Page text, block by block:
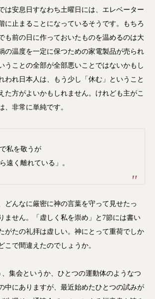
は安息日すなわち土曜日には、エレベーター
に止まることになっているそうです。もちろ
も前の日に作っておいたものを温めるのは大
の温度を一定に保つための家電製品が売られ
うことの全部が全部悪いことではないかもし
われ日本人は、もう少し「休む」ということ
た方がよいかもしれません。けれども主がこ
、非常に単純です。
私を敬うが
遠く離れている」。
どんなに厳密に神の言葉を守って見せたっ
ません。「虚しく私を崇め」と7節には書い
がたの礼拝は虚しい。神にとって重荷でしか
こで間違えたのでしょうか。
集会というか、ひとつの運動体のようなつ
中にありますが、最近始めたひとつの試みが